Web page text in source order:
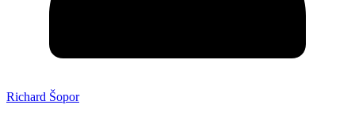
Richard Šopor